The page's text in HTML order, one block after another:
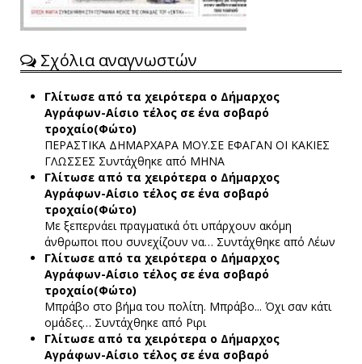
Σχόλια αναγνωστών
Γλίτωσε από τα χειρότερα ο Δήμαρχος
Αγράφων-Αίσιο τέλος σε ένα σοβαρό
τροχαίο(Φώτο)
ΠΕΡΑΣΤΙΚΑ ΔΗΜΑΡΧΑΡΑ ΜΟΥ.ΣΕ ΕΦΑΓΑΝ ΟΙ ΚΑΚΙΕΣ
ΓΛΩΣΣΕΣ Συντάχθηκε από ΜΗΝΑ
Γλίτωσε από τα χειρότερα ο Δήμαρχος
Αγράφων-Αίσιο τέλος σε ένα σοβαρό
τροχαίο(Φώτο)
Με ξεπερνάει πραγματικά ότι υπάρχουν ακόμη
άνθρωποι που συνεχίζουν να… Συντάχθηκε από Λέων
Γλίτωσε από τα χειρότερα ο Δήμαρχος
Αγράφων-Αίσιο τέλος σε ένα σοβαρό
τροχαίο(Φώτο)
Μπράβο στο βήμα του πολίτη. Μπράβο... Όχι σαν κάτι
ομάδες… Συντάχθηκε από Ριρι
Γλίτωσε από τα χειρότερα ο Δήμαρχος
Αγράφων-Αίσιο τέλος σε ένα σοβαρό